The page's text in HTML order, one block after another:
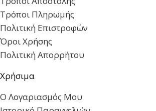
Τρόποι Πληρωμής
Πολιτική Επιστροφών
Όροι Χρήσης
Πολιτική Απορρήτου
Χρήσιμα
Ο Λογαριασμός Μου